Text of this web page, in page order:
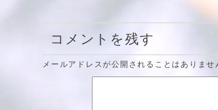
コメントを残す
メールアドレスが公開されることはありませ